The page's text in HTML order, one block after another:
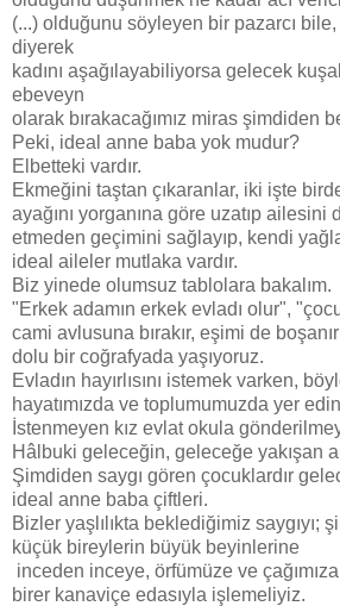
(...) olduğunu söyleyen bir pazarcı
diyerek
kadını aşağılayabiliyorsa gelecek
ebeveyn
olarak bırakacağımız miras şimdiden
Peki, ideal anne baba yok mudur?
Elbetteki vardır.
Ekmeğini taştan çıkaranlar, iki işte
ayağını yorganına göre uzatıp
etmeden geçimini sağlayıp, kendi
ideal aileler mutlaka vardır.
Biz yinede olumsuz tablolara bakalım.
"Erkek adamın erkek evladı olur",
cami avlusuna bırakır, eşimi de
dolu bir coğrafyada yaşıyoruz.
Evladın hayırlısını istemek varken,
hayatımızda ve toplumumuzda yer
İstenmeyen kız evlat okula
Hâlbuki geleceğin, geleceğe yakışan
Şimdiden saygı gören çocuklardır
ideal anne baba çiftleri.
Bizler yaşlılıkta beklediğimiz saygıyı;
küçük bireylerin büyük beyinlerine
inceden inceye, örfümüze ve
birer kanaviçe edasıyla işlemeliyiz.